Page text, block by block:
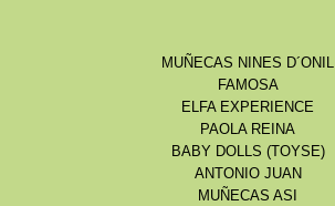
MUÑECAS NINES D´ONIL
FAMOSA
ELFA EXPERIENCE
PAOLA REINA
BABY DOLLS (TOYSE)
ANTONIO JUAN
MUÑECAS ASI